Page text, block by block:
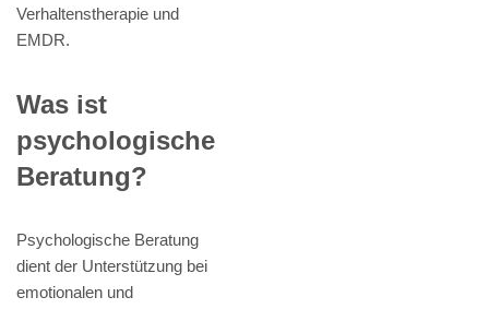
Verhaltenstherapie und
EMDR.
Was ist
psychologische
Beratung?
Psychologische Beratung
dient der Unterstützung bei
emotionalen und